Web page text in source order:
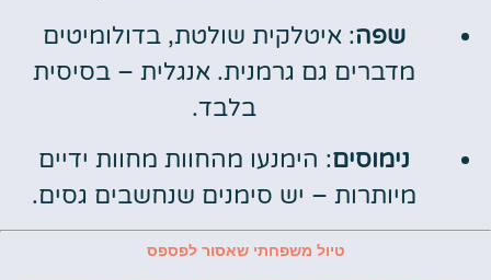
שפה: איטלקית שולטת, בדולומיטים
מדברים גם גרמנית. אנגלית – בסיסית
בלבד.
נימוסים: הימנעו מהחוות מחוות ידיים
מיותרות – יש סימנים שנחשבים גסים.
טיול משפחתי שאסור לפספס